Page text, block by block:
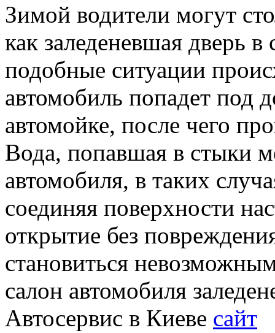
Зимой водители могут
как заледеневшая дверь
подобные ситуации
автомобиль попадет под
автомойке, после чего
Вода, попавшая в стыки
автомобиля, в таких
соединяя поверхности
открытие без
становиться
салон автомобиля
Автосервис в Киеве сайт